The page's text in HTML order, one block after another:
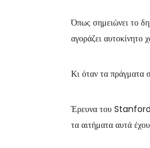
Όπως σημειώνει το
αγοράζει
Κι όταν τα πράγματα
Έρευνα του Stanford
τα αιτήματα αυτά